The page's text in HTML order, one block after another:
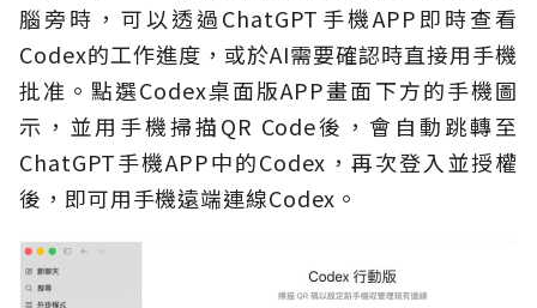
腦旁時，可以透過ChatGPT手機APP即時查看
Codex的工作進度，或於AI需要確認時直接用手機
批准。點選Codex桌面版APP畫面下方的手機圖
示，並用手機掃描QR Code後，會自動跳轉至
ChatGPT手機APP中的Codex，再次登入並授權
後，即可用手機遠端連線Codex。